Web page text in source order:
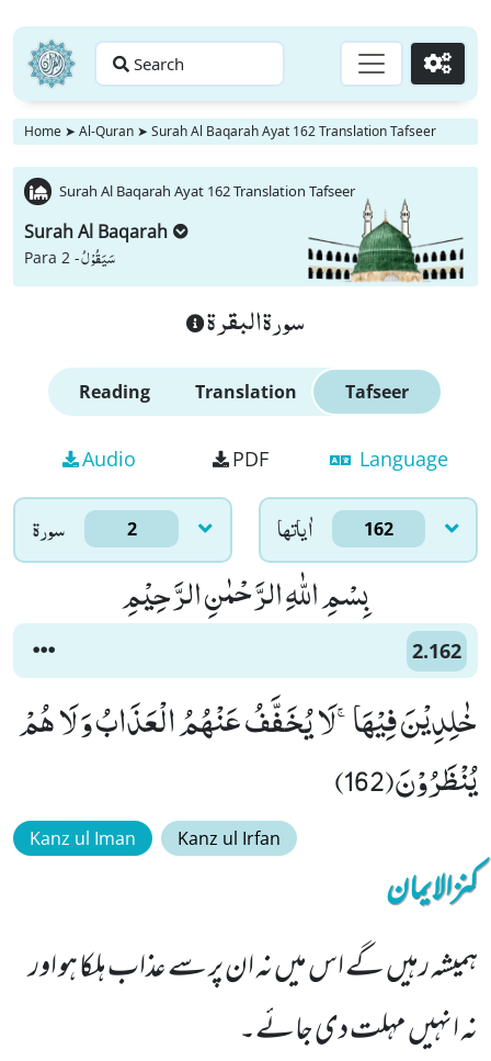
Search Go
Home ➤ Al-Quran ➤ Surah Al Baqarah Ayat 162 Translation Tafseer
Surah Al Baqarah Ayat 162 Translation Tafseer
Surah Al Baqarah
Para 2 -سَیَقُوْلُ
سورة البقرة
Reading Translation Tafseer
Audio PDF Language
سورۃ 2 اٰياتها 162
بِسْمِ اللّٰهِ الرَّحْمٰنِ الرَّحِیْمِ
2.162
خٰلِدِیْنَ فِیْهَاۚ-لَا یُخَفَّفُ عَنْهُمُ الْعَذَابُ وَ لَا هُمْ
یُنْظَرُوْنَ(162)
Kanz ul Iman Kanz ul Irfan
کنزالایمان
ہمیشہ رہیں گے اس میں نہ ان پر سے عذاب ہلکا ہو اور
نہ انہیں مہلت دی جائے۔